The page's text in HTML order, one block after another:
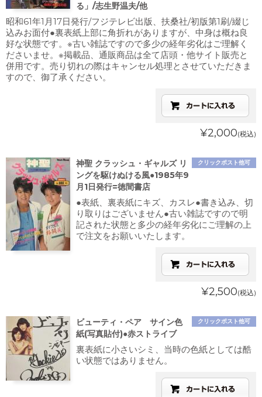
る」/志生野温夫/他
昭和61年1月17日発行/フジテレビ出版、扶桑社/初版第1刷/綴じ
込みお面付●裏表紙上部に角折れがありますが、中身は概ね良
好な状態です。※古い雑誌ですので多少の経年劣化はご理解く
ださいませ。※掲載品、通販商品は全て店頭・他サイト販売と
併用です。売り切れの際はキャンセル処理とさせていただきま
すので、御了承ください。
¥2,000(税込)
クリックポスト他可
神聖 クラッシュ・ギャルズ リ
ングを駆けぬける風●1985年9
月1日発行=徳間書店
●表紙、裏表紙にキズ、カスレ●書き込み、切
り取りはございません●古い雑誌ですので明
記された状態と多少の経年劣化にご理解の上
で注文をお願いいたします。
¥2,500(税込)
クリックポスト他可
ビューティ・ペア サイン色
紙(写真貼付)●赤ストライブ
裏表紙に小さいシミ、当時の色紙としては酷
い状態ではありません。